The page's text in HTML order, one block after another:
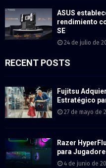
ASUS
rendimiento
SE
24 de julio de
RECENT POSTS
Fujitsu
Estratégico
27 de mayo de
Razer
para
4 de junio de